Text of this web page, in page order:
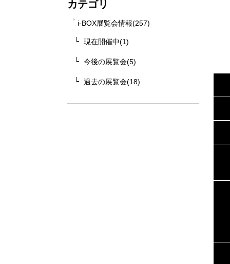
カテゴリ
i-BOX展覧会情報(257)
現在開催中(1)
今後の展覧会(5)
過去の展覧会(18)